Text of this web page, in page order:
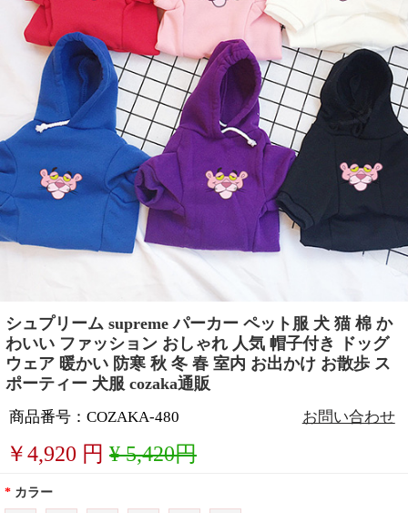
シュプリーム supreme パーカー ペット服 犬 猫 棉 か
わいい ファッション おしゃれ 人気 帽子付き ドッグ
ウェア 暖かい 防寒 秋 冬 春 室内 お出かけ お散歩 ス
ポーティー 犬服 cozaka通販
商品番号：COZAKA-480 お問い合わせ
￥4,920 円 ¥ 5,420円
* カラー